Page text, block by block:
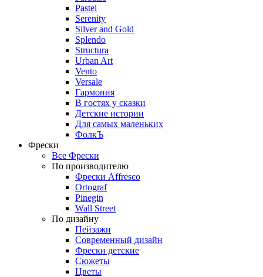
Pastel
Serenity
Silver and Gold
Splendo
Structura
Urban Art
Vento
Versale
Гармония
В гостях у сказки
Детские истории
Для самых маленьких
ФолкЪ
Фрески
Все Фрески
По производителю
Фрески Affresco
Ortograf
Pinegin
Wall Street
По дизайну
Пейзажи
Современный дизайн
Фрески детские
Сюжеты
Цветы